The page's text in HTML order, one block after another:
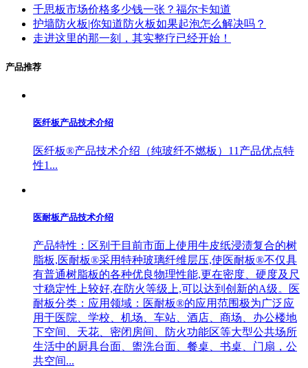
千思板市场价格多少钱一张？福尔卡知道
护墙防火板|你知道防火板如果起泡怎么解决吗？
走进这里的那一刻，其实整疗已经开始！
产品推荐
医纤板产品技术介绍
医纤板®产品技术介绍（纯玻纤不燃板）11产品优点特
性1...
医耐板产品技术介绍
产品特性：区别于目前市面上使用牛皮纸浸渍复合的树
脂板,医耐板®采用特种玻璃纤维层压,使医耐板®不仅具
有普通树脂板的各种优良物理性能,更在密度、硬度及尺
寸稳定性上较好,在防火等级上,可以达到创新的A级。医
耐板分类：应用领域：医耐板®的应用范围极为广泛应
用于医院、学校、机场、车站、酒店、商场、办公楼地
下空间、天花、密闭房间、防火功能区等大型公共场所
生活中的厨具台面、盥洗台面、餐桌、书桌、门扇，公
共空间...